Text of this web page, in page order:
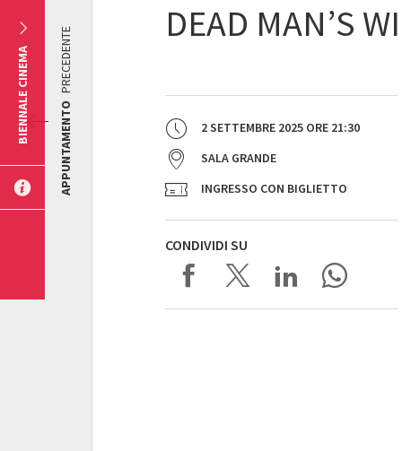
DEAD MAN’S
2 SETTEMBRE 2025 ORE 21:30
SALA GRANDE
INGRESSO CON BIGLIETTO
CONDIVIDI SU
APPUNTAMENTO
PRECEDENTE
BIENNALE CINEMA